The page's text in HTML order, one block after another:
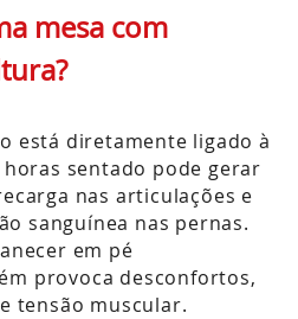
mesa com
está diretamente ligado à
horas sentado pode gerar
nas articulações e
sanguínea nas pernas.
em pé
provoca desconfortos,
tensão muscular.